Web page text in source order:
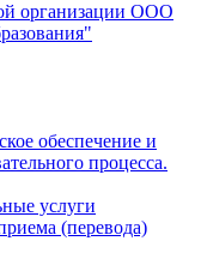
организации ООО
обеспечение и
процесса.
услуги
(перевода)